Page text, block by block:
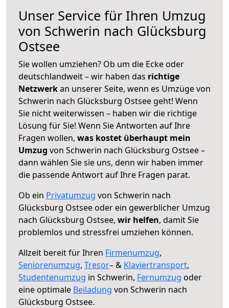
Unser Service für Ihren Umzug
von Schwerin nach Glücksburg
Ostsee
Sie wollen umziehen? Ob um die Ecke oder
deutschlandweit – wir haben das richtige
Netzwerkan unserer Seite, wenn es Umzüge von
Schwerin nach Glücksburg Ostsee geht! Wenn
Sie nicht weiterwissen – haben wir die richtige
Lösung für Sie! Wenn Sie Antworten auf Ihre
Fragen wollen, was kostet überhaupt mein
Umzug von Schwerin nach Glücksburg Ostsee –
dann wählen Sie sie uns, denn wir haben immer
die passende Antwort auf Ihre Fragen parat.
Ob ein Privatumzug von Schwerin nach
Glücksburg Ostsee oder ein gewerblicher Umzug
nach Glücksburg Ostsee, wir helfen, damit Sie
problemlos und stressfrei umziehen können.
Allzeit bereit für Ihren Firmenumzug,
Seniorenumzug, Tresor– & Klaviertransport,
Studentenumzug in Schwerin, Fernumzug oder
eine optimale Beiladung von Schwerin nach
Glücksburg Ostsee.